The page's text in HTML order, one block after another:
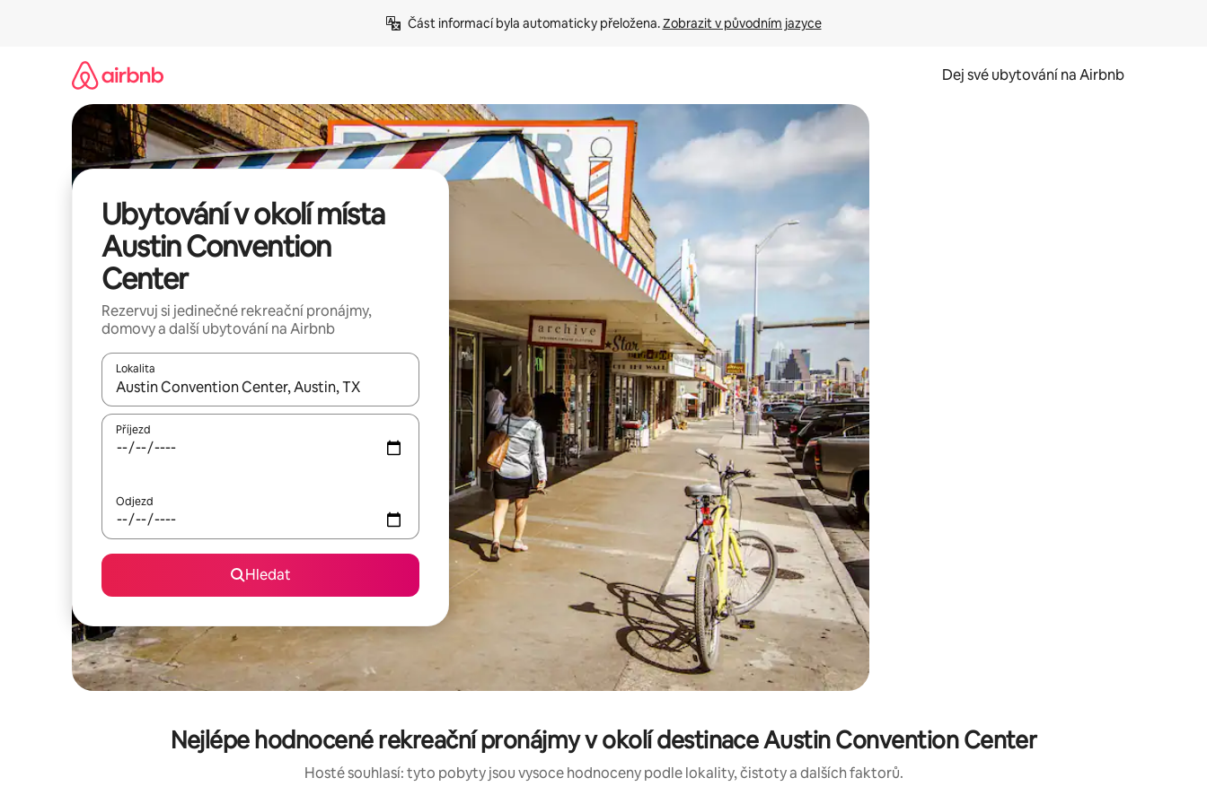
Část informací byla automaticky přeložena. Zobrazit v původním jazyce
Dej své ubytování na Airbnb
Ubytování v okolí místa
Austin Convention
Center
Rezervuj si jedinečné rekreační pronájmy,
domovy a další ubytování na Airbnb
Lokalita
Až budou výsledky k dispozici, můžeš si je procházet pomocí šipek nahoru a dolů, dotykem nebo přejetím prstem.
Příjezd
Odjezd
Hledat
Nejlépe hodnocené rekreační pronájmy v okolí destinace Austin Convention Center
Hosté souhlasí: tyto pobyty jsou vysoce hodnoceny podle lokality, čistoty a dalších faktorů.